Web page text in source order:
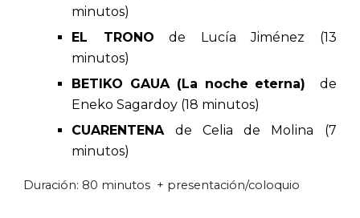
minutos)
EL TRONO de Lucía Jiménez (13
minutos)
BETIKO GAUA (La noche eterna) de
Eneko Sagardoy (18 minutos)
CUARENTENAde Celia de Molina (7
minutos)
Duración: 80 minutos + presentación/coloquio